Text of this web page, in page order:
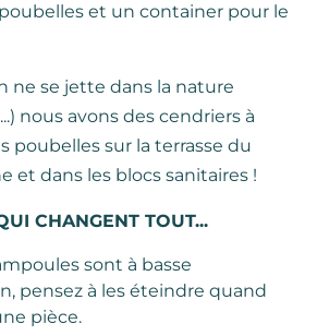
et un container pour le
ne se jette dans la nature
nous avons des cendriers à
poubelles sur la terrasse du
et dans les blocs sanitaires !
CHANGENT TOUT...
sont à basse
pensez à les éteindre quand
pièce.